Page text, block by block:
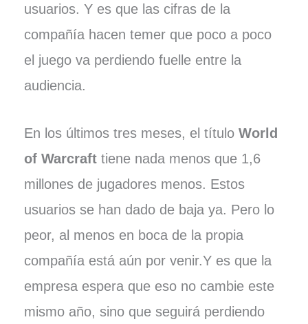
usuarios. Y es que las cifras de la
compañía hacen temer que poco a poco
el juego va perdiendo fuelle entre la
audiencia.
En los últimos tres meses, el título World
of Warcraft tiene nada menos que 1,6
millones de jugadores menos. Estos
usuarios se han dado de baja ya. Pero lo
peor, al menos en boca de la propia
compañía está aún por venir.Y es que la
empresa espera que eso no cambie este
mismo año, sino que seguirá perdiendo